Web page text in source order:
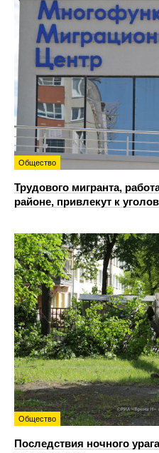
Общество
Трудового мигранта,
районе, привлекут к
Общество
Последствия ночного